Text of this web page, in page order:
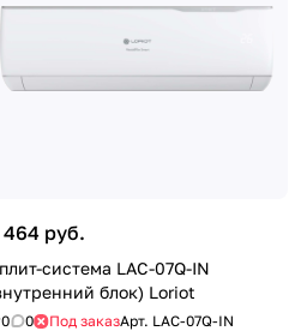
руб.
система LAC-07Q-IN
блок) Loriot
0 0 Под заказАрт. LAC-07Q-IN